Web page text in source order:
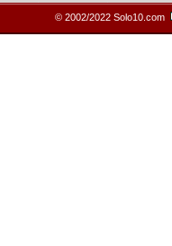
© 2002/2022 Solo10.com